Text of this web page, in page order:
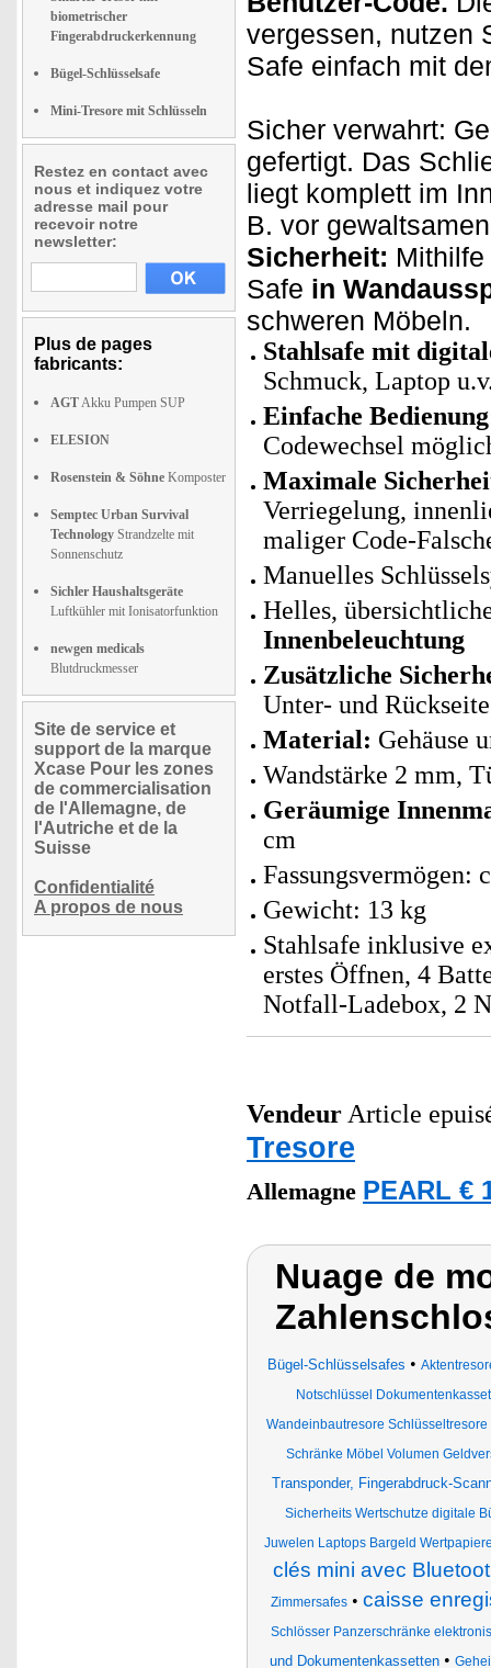
biometrischer
Fingerabdruckerkennung
Bügel-Schlüsselsafe
Mini-Tresore mit Schlüsseln
Restez en contact avec
nous et indiquez votre
adresse mail pour
recevoir notre
newsletter:
Plus de pages
fabricants:
AGTAkku Pumpen SUP
ELESION
Rosenstein & Söhne Komposter
Semptec Urban Survival
Technology Strandzelte mit
Sonnenschutz
Sichler Haushaltsgeräte
Luftkühler mit Ionisatorfunktion
newgen medicals
Blutdruckmesser
Site de service et
support de la marque
Xcase Pour les zones
de commercialisation
de l'Allemagne, de
l'Autriche et de la
Suisse
Confidentialité
A propos de nous
vergessen, nutzen
Safe einfach mit
Sicher verwahrt:
gefertigt. Das
liegt komplett im
B. vor
Sicherheit:
Safe in
schweren Möbeln.
Stahlsafe mit
Schmuck, Laptop
Einfache Bedienung
Codewechsel
Maximale
Verriegelung,
maliger Code-
Manuelles
Helles,
Innenbeleuchtung
Zusätzliche
Unter- und Rückseite
Material: Gehäuse
Wandstärke 2 mm,
Geräumige
cm
Fassungsvermögen:
Gewicht: 13 kg
Stahlsafe inklusive
erstes Öffnen, 4
Notfall-Ladebox, 2
Vendeur Article
Tresore
Allemagne PEARL €
Nuage de
Bügel-Schlüsselsafes •
Notschlüssel
Wandeinbautresore
Schränke Möbel Volumen
Transponder, Fingerabdruck-
Sicherheits Wertschutze digitale
Juwelen Laptops Bargeld
clés mini avec
Zimmersafes• caisse
Schlösser Panzerschränke
und Dokumentenkassetten •